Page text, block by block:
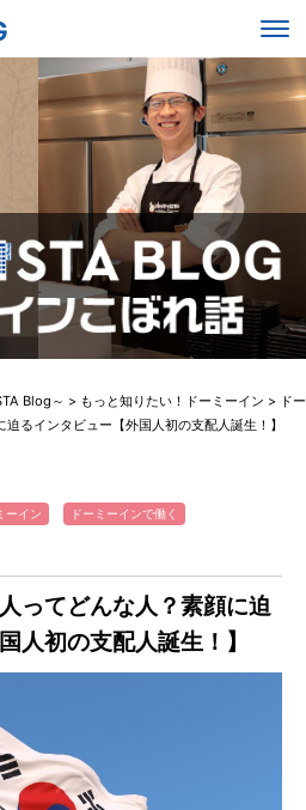
Blog～ > もっと知りたい！ドーミーイン > ドー
るインタビュー【外国人初の支配人誕生！】
ーイン ドーミーインで働く
ってどんな人？素顔に迫
人初の支配人誕生！】